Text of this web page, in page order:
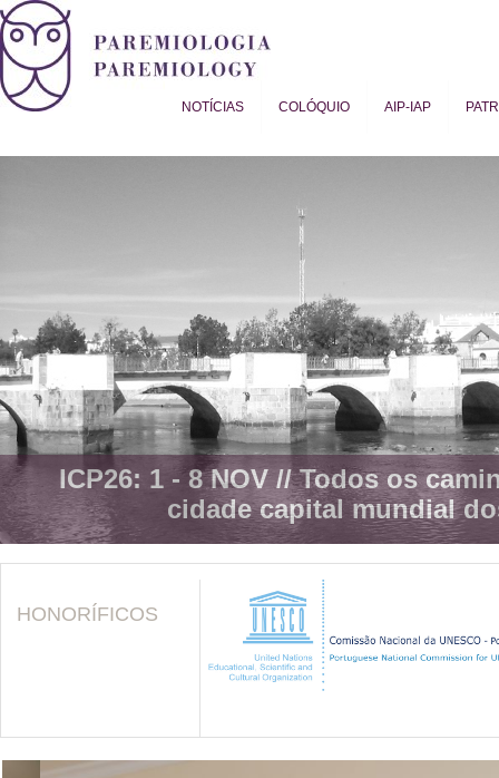
NOTÍCIAS COLÓQUIO AIP-IAP
ICP26: 1 - 8 NOV //Todos os
cidade capital mundial
HONORÍFICOS